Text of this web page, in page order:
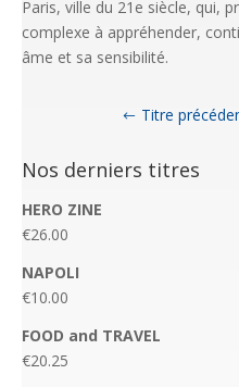
Paris, ville du 21e siècle, qui,
complexe à appréhender,
âme et sa sensibilité.
Titre
Nos derniers titres
HERO ZINE
€26.00
NAPOLI
€10.00
FOOD and TRAVEL
€20.25